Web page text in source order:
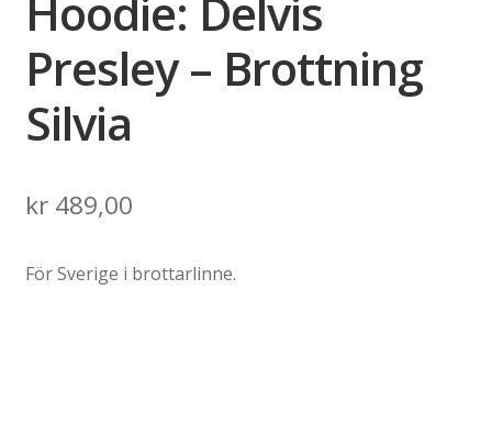
Hoodie: Delvis
Presley – Brottning
Silvia
kr489,00
För Sverige i brottarlinne.